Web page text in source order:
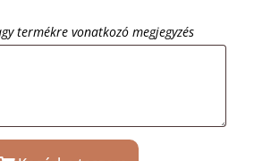
termékre vonatkozó megjegyzés